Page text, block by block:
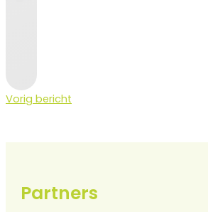
Vorig bericht
Partners